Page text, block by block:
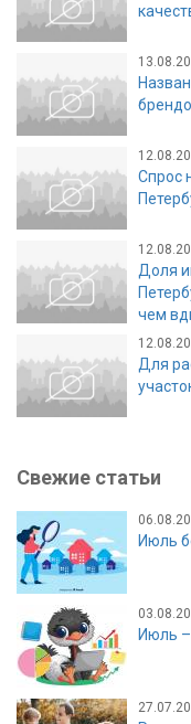
Спрос
Доля
чем
Для
Свежие статьи
Июль
Июль –